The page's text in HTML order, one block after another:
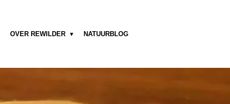
OVER REWILDER NATUURBLOG